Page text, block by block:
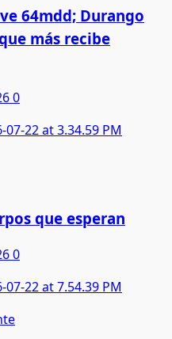
64mdd; Durango
más recibe
0
que esperan
0